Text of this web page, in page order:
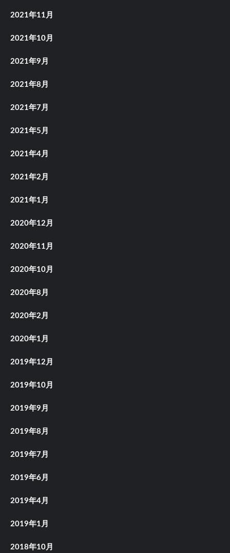
2021年11月
2021年10月
2021年9月
2021年8月
2021年7月
2021年5月
2021年4月
2021年2月
2021年1月
2020年12月
2020年11月
2020年10月
2020年8月
2020年2月
2020年1月
2019年12月
2019年10月
2019年9月
2019年8月
2019年7月
2019年6月
2019年4月
2019年1月
2018年10月